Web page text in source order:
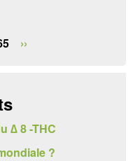
››
∆ 8 -THC
?